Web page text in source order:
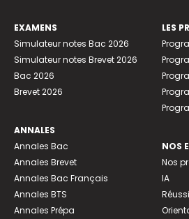
EXAMENS
Simulateur notes Bac 2026
Simulateur notes Brevet 2026
Bac 2026
Brevet 2026
ANNALES
Annales Bac
Annales Brevet
Annales Bac Français
Annales BTS
Annales Prépa
LES
NOS
Nos
IA